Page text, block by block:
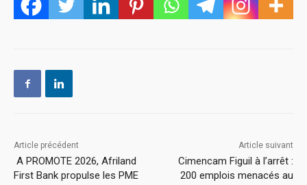
Article précédent
A PROMOTE 2026, Afriland
First Bank propulse les PME
Article suivant
Cimencam Figuil à l’arrêt :
200 emplois menacés au